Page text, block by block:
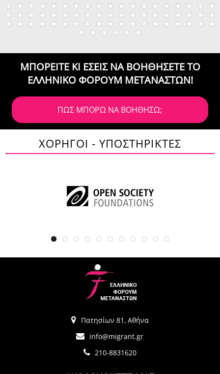
ΜΠΟΡΕΙΤΕ ΚΙ ΕΣΕΙΣ ΝΑ ΒΟΗΘΗΣΕΤΕΤΟ
ΕΛΛΗΝΙΚΟ ΦΟΡΟΥΜ ΜΕΤΑΝΑΣΤΩΝ!
ΠΩΣ ΜΠΟΡΩ ΝΑ ΒΟΗΘΗΣΩ;
ΧΟΡΗΓΟΙ - ΥΠΟΣΤΗΡΙΚΤΕΣ
Πατησίων 81, Αθήνα
info@migrant.gr
210-8831620